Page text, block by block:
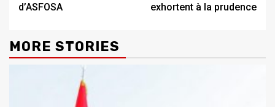
d’ASFOSA
exhortent à la prudence
MORE STORIES